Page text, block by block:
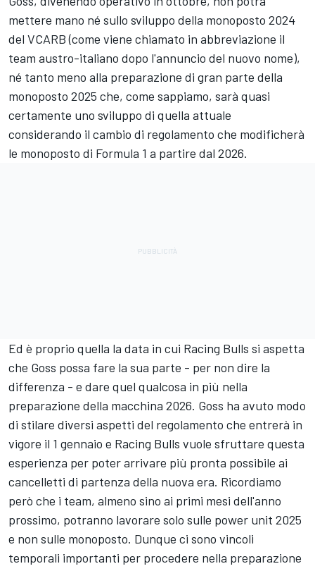
mettere mano né sullo sviluppo della monoposto 2024
del VCARB (come viene chiamato in abbreviazione il
team austro-italiano dopo l'annuncio del nuovo nome),
né tanto meno alla preparazione di gran parte della
monoposto 2025 che, come sappiamo, sarà quasi
certamente uno sviluppo di quella attuale
considerando il cambio di regolamento che modificherà
le monoposto di Formula 1 a partire dal 2026.
Ed è proprio quella la data in cui Racing Bulls si aspetta
che Goss possa fare la sua parte - per non dire la
differenza - e dare quel qualcosa in più nella
preparazione della macchina 2026. Goss ha avuto modo
di stilare diversi aspetti del regolamento che entrerà in
vigore il 1 gennaio e Racing Bulls vuole sfruttare questa
esperienza per poter arrivare più pronta possibile ai
cancelletti di partenza della nuova era. Ricordiamo
però che i team, almeno sino ai primi mesi dell'anno
prossimo, potranno lavorare solo sulle power unit 2025
e non sulle monoposto. Dunque ci sono vincoli
temporali importanti per procedere nella preparazione